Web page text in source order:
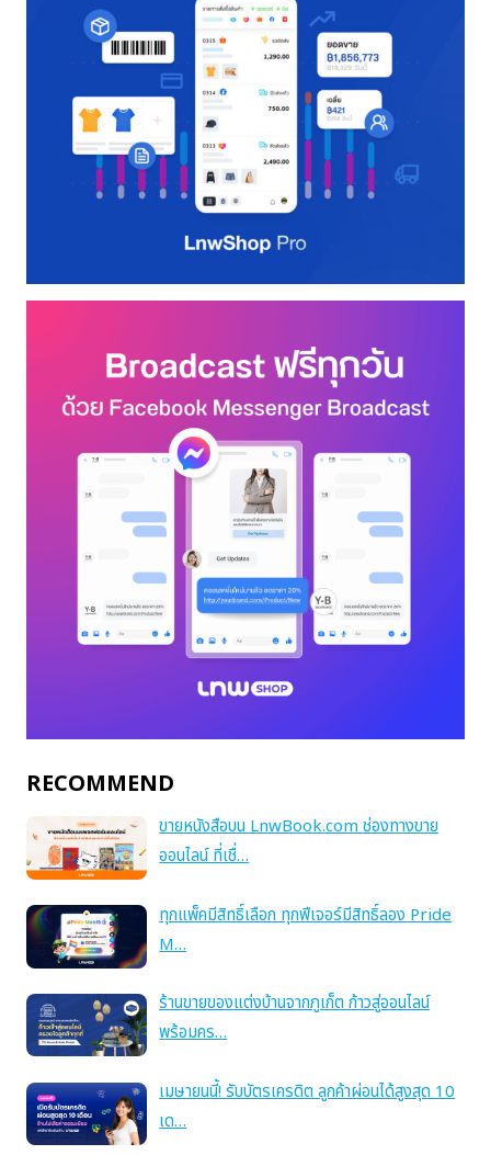
RECOMMEND
ขายหนังสือบน LnwBook.com ช่องทางขาย
ออนไลน์ ที่เชื่…
ทุกแพ็คมีสิทธิ์เลือก ทุกฟีเจอร์มีสิทธิ์ลอง Pride
M…
ร้านขายของแต่งบ้านจากภูเก็ต ก้าวสู่ออนไลน์
พร้อมคร…
เมษายนนี้! รับบัตรเครดิต ลูกค้าผ่อนได้สูงสุด 10
เด…